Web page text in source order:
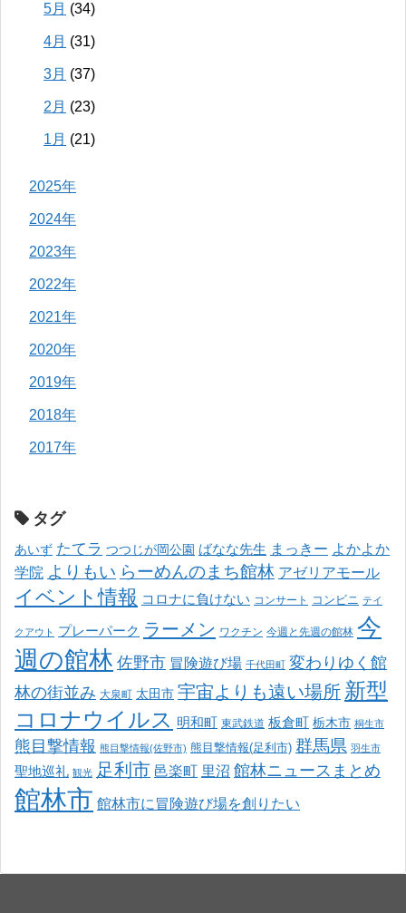
5月 (34)
4月 (31)
3月 (37)
2月 (23)
1月 (21)
2025年
2024年
2023年
2022年
2021年
2020年
2019年
2018年
2017年
タグ
あいず たてラ つつじが岡公園 ばなな先生 まっきー よかよか
学院 よりもい らーめんのまち館林 アゼリアモール
イベント情報 コロナに負けない コンサート コンビニ テイ
クアウト プレーパーク ラーメン ワクチン 今週と先週の館林 今
週の館林 佐野市 冒険遊び場 千代田町 変わりゆく館
林の街並み 大泉町 太田市 宇宙よりも遠い場所 新型
コロナウイルス 明和町 東武鉄道 板倉町 栃木市 桐生市
熊目撃情報 熊目撃情報(佐野市) 熊目撃情報(足利市) 群馬県 羽生市
聖地巡礼 観光 足利市 邑楽町 里沼 館林ニュースまとめ
館林市 館林市に冒険遊び場を創りたい